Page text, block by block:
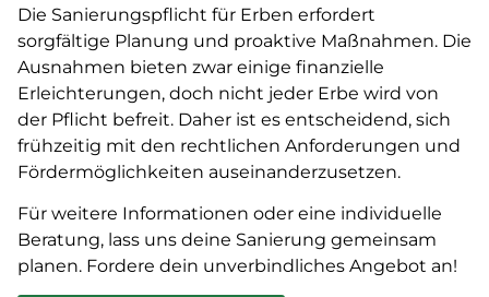
Die Sanierungspflicht für Erben erfordert
sorgfältige Planung und proaktive Maßnahmen. Die
Ausnahmen bieten zwar einige finanzielle
Erleichterungen, doch nicht jeder Erbe wird von
der Pflicht befreit. Daher ist es entscheidend, sich
frühzeitig mit den rechtlichen Anforderungen und
Fördermöglichkeiten auseinanderzusetzen.
Für weitere Informationen oder eine individuelle
Beratung, lass uns deine Sanierung gemeinsam
planen. Fordere dein unverbindliches Angebot an!